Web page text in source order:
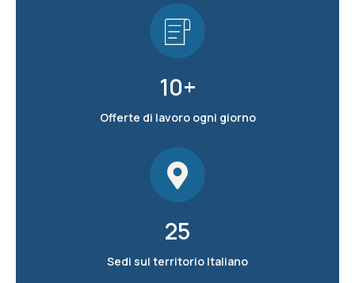
Offerte di lavoro ogni giorno
10+
Sedi sul territorio Italiano
25